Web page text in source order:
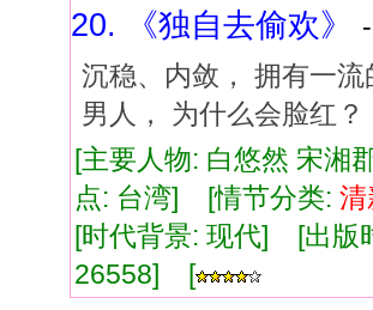
20. 《独自去偷欢》
沉稳、内敛， 拥有一
男人， 为什么会脸红？
[主要人物: 白悠然 宋湘
点: 台湾] [情节分类: 清
[时代背景: 现代] [出
26558] [